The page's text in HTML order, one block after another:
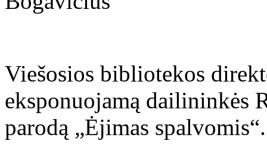
Viešosios bibliotekos
eksponuojamą dailininkės
parodą „Ėjimas spalvomis“.